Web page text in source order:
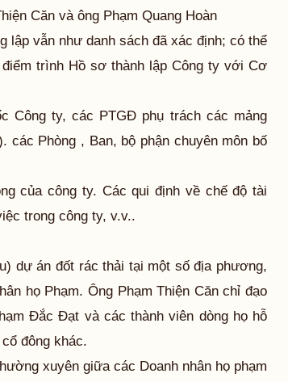
Căn và ông Phạm Quang Hoàn
lập vẫn như danh sách đã xác định; có thể
trình Hồ sơ thành lập Công ty với Cơ
Công ty, các PTGĐ phụ trách các mảng
Phòng , Ban, bộ phận chuyên môn bố
của công ty. Các qui định về chế độ tài
trong công ty, v.v..
dự án đốt rác thải tại một số địa phương,
họ Phạm. Ông Phạm Thiện Căn chỉ đạo
Đắc Đạt và các thành viên dòng họ hỗ
đông khác.
xuyên giữa các Doanh nhân họ phạm